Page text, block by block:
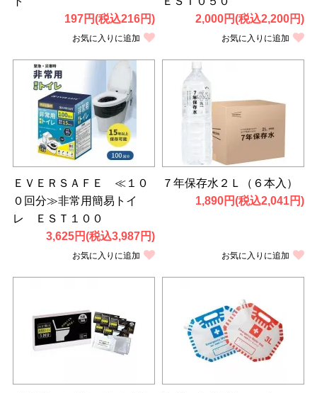
197円(税込216円)
お気に入りに追加
2,000円(税込2,200円)
お気に入りに追加
ＥＶＥＲＳＡＦＥ ≪１０
０回分≫非常用簡易トイ
レ ＥＳＴ１００
3,625円(税込3,987円)
お気に入りに追加
７年保存水２Ｌ（６本入）
1,890円(税込2,041円)
お気に入りに追加